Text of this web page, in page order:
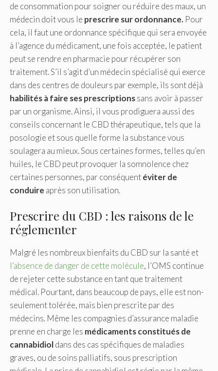
de consommation pour soigner ou réduire des maux, un
médecin doit vous le prescrire sur ordonnance. Pour
cela, il faut une ordonnance spécifique qui sera envoyée
à l’agence du médicament, une fois acceptée, le patient
peut se rendre en pharmacie pour récupérer son
traitement. S’il s’agit d’un médecin spécialisé qui exerce
dans des centres de douleurs par exemple, ils sont déjà
habilités à faire ses prescriptionssans avoir à passer
par un organisme. Ainsi, il vous prodiguera aussi des
conseils concernant le CBD thérapeutique, tels que la
posologie et sous quelle forme la substance vous
soulagera au mieux. Sous certaines formes, telles qu’en
huiles, le CBD peut provoquer la somnolence chez
certaines personnes, par conséquentéviter de
conduire après son utilisation.
Prescrire du CBD : les raisons de le
réglementer
Malgré les nombreux bienfaits du CBD sur la santé et
l’absence de danger de cette molécule, l’OMS continue
de rejeter cette substance en tant que traitement
médical. Pourtant, dans beaucoup de pays, elle est non-
seulement tolérée, mais bien prescrite par des
médecins. Même les compagnies d’assurance maladie
prenne en charge les médicaments constitués de
cannabidioldans des cas spécifiques de maladies
graves, ou de soins palliatifs, sous prescription